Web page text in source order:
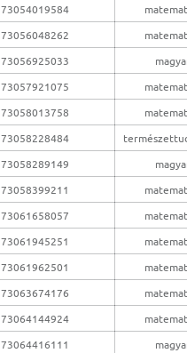
73054019584
73056048262
73056925033
73057921075
73058013758
73058228484
73058289149
73058399211
73061658057
73061945251
73061962501
73063674176
73064144924
73064416111